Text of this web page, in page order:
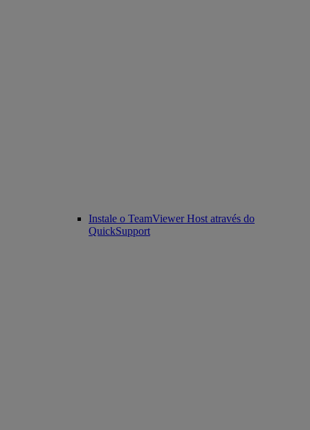
Instale o TeamViewer Host através do
QuickSupport